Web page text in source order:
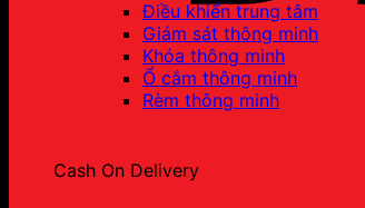
Cash On Delivery
Điều khiển trung tâm
Giám sát thông minh
Khóa thông minh
Ổ cắm thông minh
Rèm thông minh